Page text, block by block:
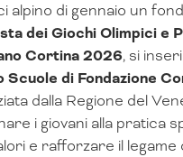
alpino di gennaio un
dei Giochi Olimpici e
Cortina 2026, si
Scuole di Fondazione
dalla Regione del
i giovani alla pratica
e rafforzare il legame